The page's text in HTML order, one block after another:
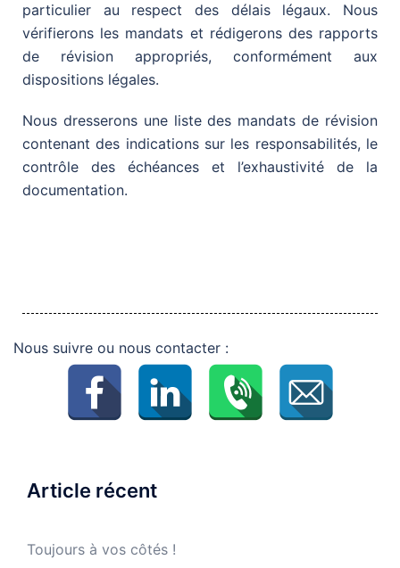
particulier au respect des délais légaux. Nous
vérifierons les mandats et rédigerons des rapports
de révision appropriés, conformément aux
dispositions légales.
Nous dresserons une liste des mandats de révision
contenant des indications sur les responsabilités, le
contrôle des échéances et l’exhaustivité de la
documentation.
Nous suivre ou nous contacter :
Article récent
Toujours à vos côtés !